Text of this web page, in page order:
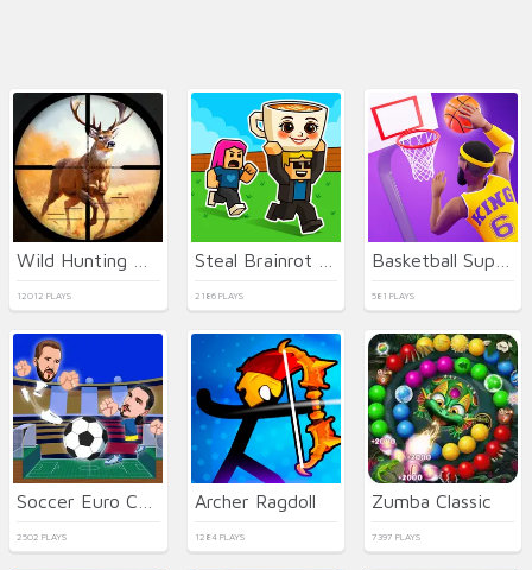
12012 PLAYS 2186 PLAYS 581 PLAYS
2502 PLAYS
Archer Ragdoll
1284 PLAYS
Zumba Classic
7397 PLAYS